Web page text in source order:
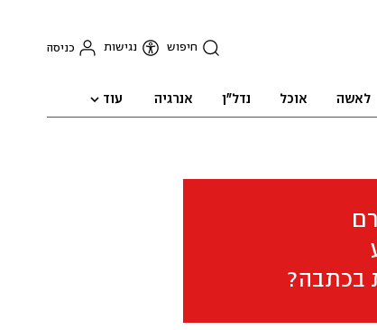
חיפוש נגישות כניסה
לאשה אוכל נדל"ן אנרגיה עוד
בכתבה?